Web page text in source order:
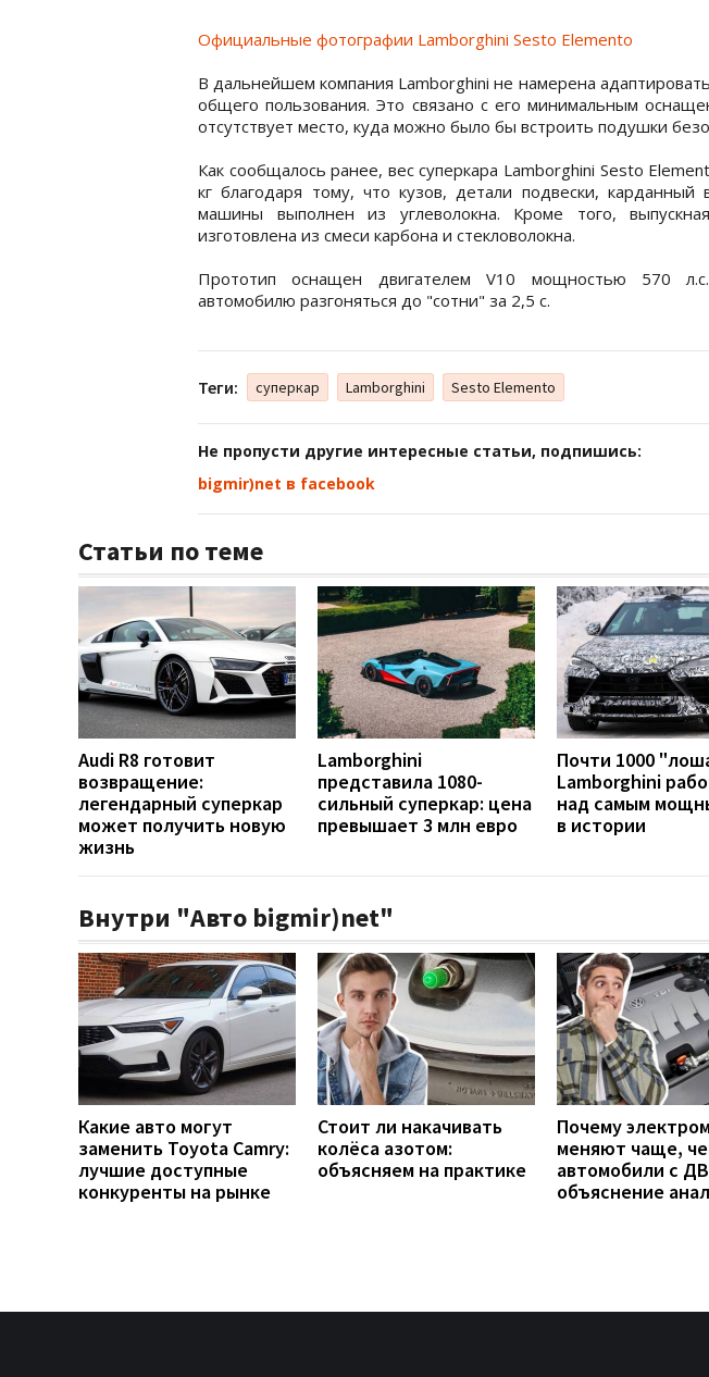
Официальные фотографии Lamborghini Sesto Elemento
В дальнейшем компания Lamborghini не намерена
общего пользования. Это связано с его минимальным
отсутствует место, куда можно было бы встроить подушки
Как сообщалось ранее, вес суперкара Lamborghini Sesto
кг благодаря тому, что кузов, детали подвески, карданный
машины выполнен из углеволокна. Кроме того,
изготовлена из смеси карбона и стекловолокна.
Прототип оснащен двигателем V10 мощностью 570
автомобилю разгоняться до "сотни" за 2,5 с.
Теги: суперкар Lamborghini Sesto Elemento
Не пропусти другие интересные статьи, подпишись:
bigmir)net в facebook
Статьи по теме
Audi R8 готовит
возвращение:
легендарный суперкар
может получить новую
жизнь
Lamborghini
представила 1080-
сильный суперкар: цена
превышает 3 млн евро
Почти 1000
Lamborghini
над самым
в истории
Внутри "Авто bigmir)net"
Какие авто могут
заменить Toyota Camry:
лучшие доступные
конкуренты на рынке
Стоит ли накачивать
колёса азотом:
объясняем на практике
Почему
меняют чаще,
автомобили с
объяснение